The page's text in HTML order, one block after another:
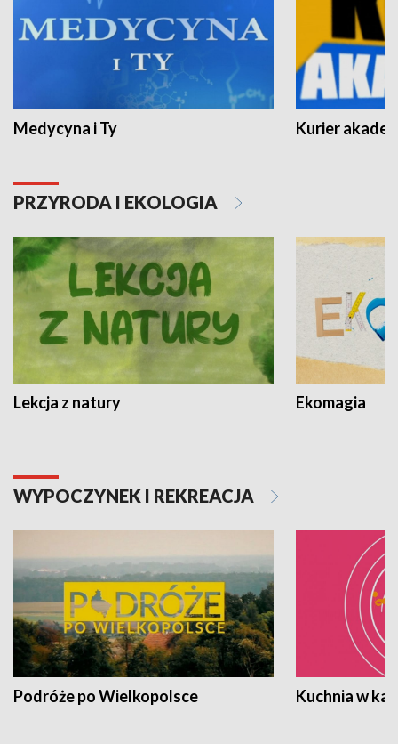
Medycyna i Ty Kurier
PRZYRODA I EKOLOGIA
Lekcja z natury Ekomagia
WYPOCZYNEK I REKREACJA
Podróże po Wielkopolsce Kuchnia w